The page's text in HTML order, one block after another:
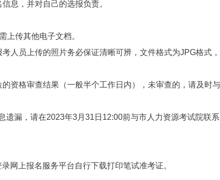
息，并对自己的选报负责。
上传其他电子文档。
人员上传的照片务必保证清晰可辨，文件格式为JPG格式
资格审查结果（一般半个工作日内），未审查的，请及时
漏，请在2023年3月31日12:00前与市人力资源考试院联
网上报名服务平台自行下载打印笔试准考证。